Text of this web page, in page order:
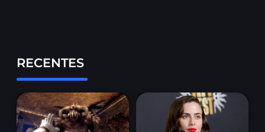
RECENTES